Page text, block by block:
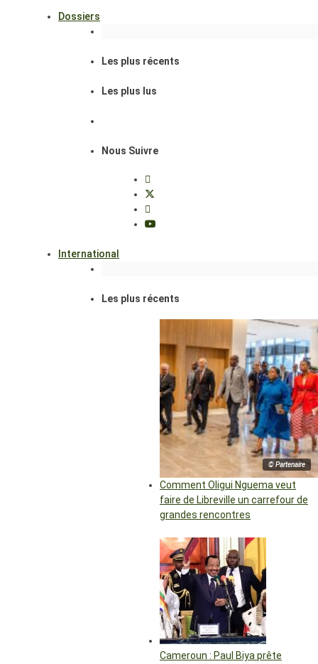
Dossiers
Les plus récents
Les plus lus
Nous Suivre
International
Les plus récents
© Partenaire
Comment Oligui Nguema veut
faire de Libreville un carrefour de
grandes rencontres
Cameroun : Paul Biya prête